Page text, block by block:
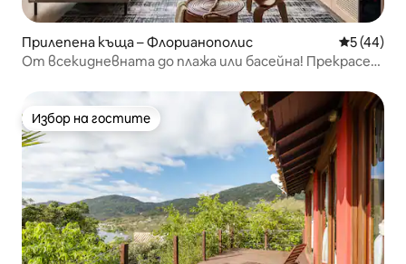
Прилепена къща – Флорианополис Средна
5 (44)
От всекидневната до плажа или басейна! Прекрасен
Избор на гостите
Избор на гостите